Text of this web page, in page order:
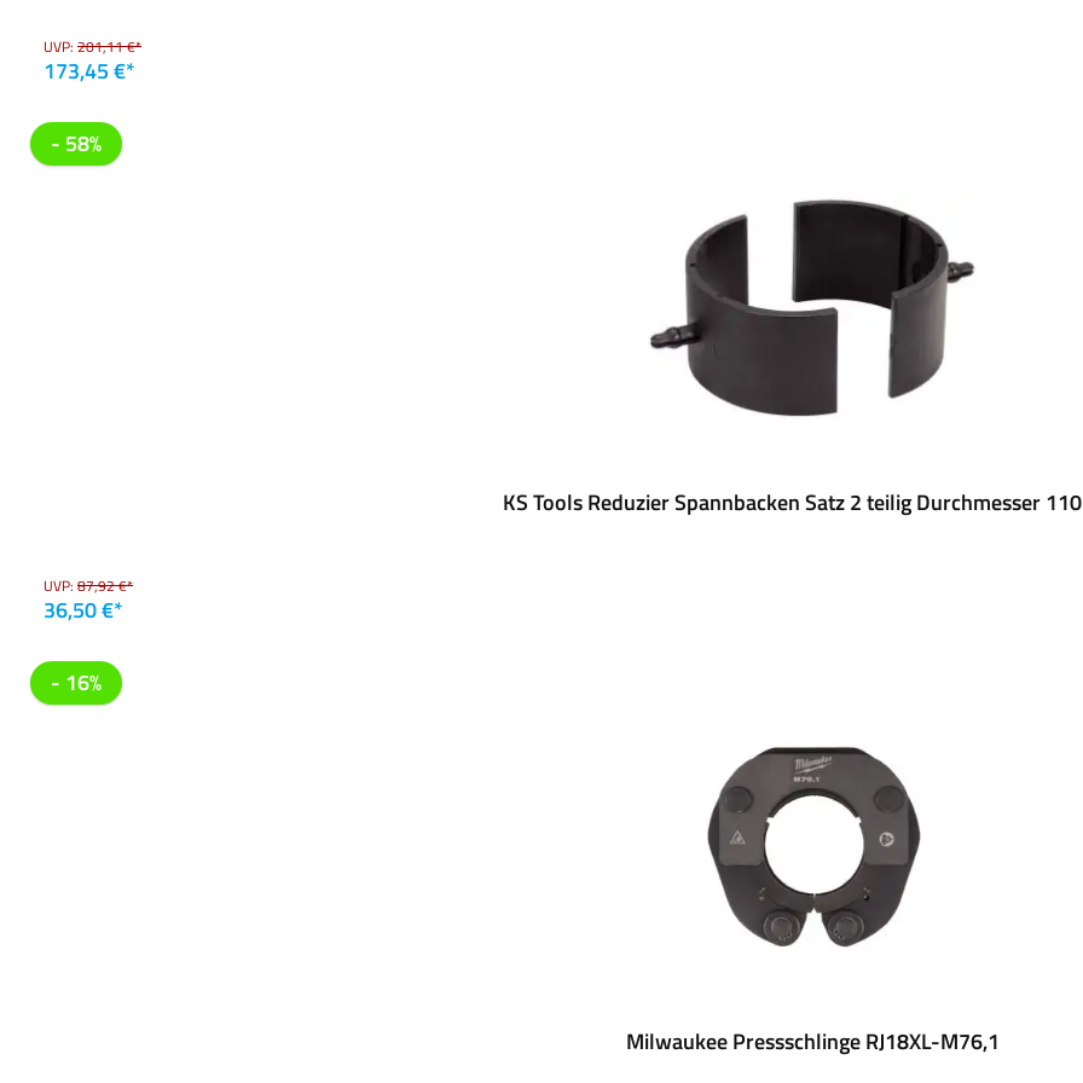
UVP: 201,11 €*
173,45 €*
- 58%
KS Tools Reduzier Spannbacken Satz 2 teilig Durchmesser
UVP: 87,92 €*
36,50 €*
- 16%
Milwaukee Pressschlinge RJ18XL-M76,1